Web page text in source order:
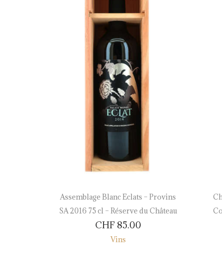
Assemblage Blanc Eclats – Provins
SA 2016 75 cl – Réserve du Château
CHF 85.00
Vins